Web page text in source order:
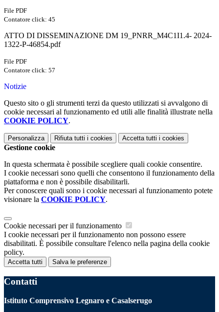
File PDF
Contatore click: 45
ATTO DI DISSEMINAZIONE DM 19_PNRR_M4C1I1.4- 2024-
1322-P-46854.pdf
File PDF
Contatore click: 57
Notizie
Questo sito o gli strumenti terzi da questo utilizzati si avvalgono di
cookie necessari al funzionamento ed utili alle finalità illustrate nella
COOKIE POLICY.
Personalizza Rifiuta tutti i cookies Accetta tutti i cookies
Gestione cookie
In questa schermata è possibile scegliere quali cookie consentire.
I cookie necessari sono quelli che consentono il funzionamento della
piattaforma e non è possibile disabilitarli.
Per conoscere quali sono i cookie necessari al funzionamento potete
visionare la COOKIE POLICY.
Cookie necessari per il funzionamento
I cookie necessari per il funzionamento non possono essere
disabilitati. È possibile consultare l'elenco nella pagina della cookie
policy.
Accetta tutti Salva le preferenze
Contatti
Istituto Comprensivo Legnaro e Casalserugo